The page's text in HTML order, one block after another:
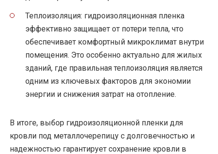
Теплоизоляция: гидроизоляционная пленка
эффективно защищает от потери тепла, что
обеспечивает комфортный микроклимат внутри
помещения. Это особенно актуально для жилых
зданий, где правильная теплоизоляция является
одним из ключевых факторов для экономии
энергии и снижения затрат на отопление.
В итоге, выбор гидроизоляционной пленки для
кровли под металлочерепицу с долговечностью и
надежностью гарантирует сохранение кровли в